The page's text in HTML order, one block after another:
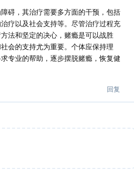
碍，其治疗需要多方面的干预，包括
疗以及社会支持等。尽管治疗过程充
法和坚定的决心，赌瘾是可以战胜
会的支持尤为重要。个体应保持理
专业的帮助，逐步摆脱赌瘾，恢复健
回复